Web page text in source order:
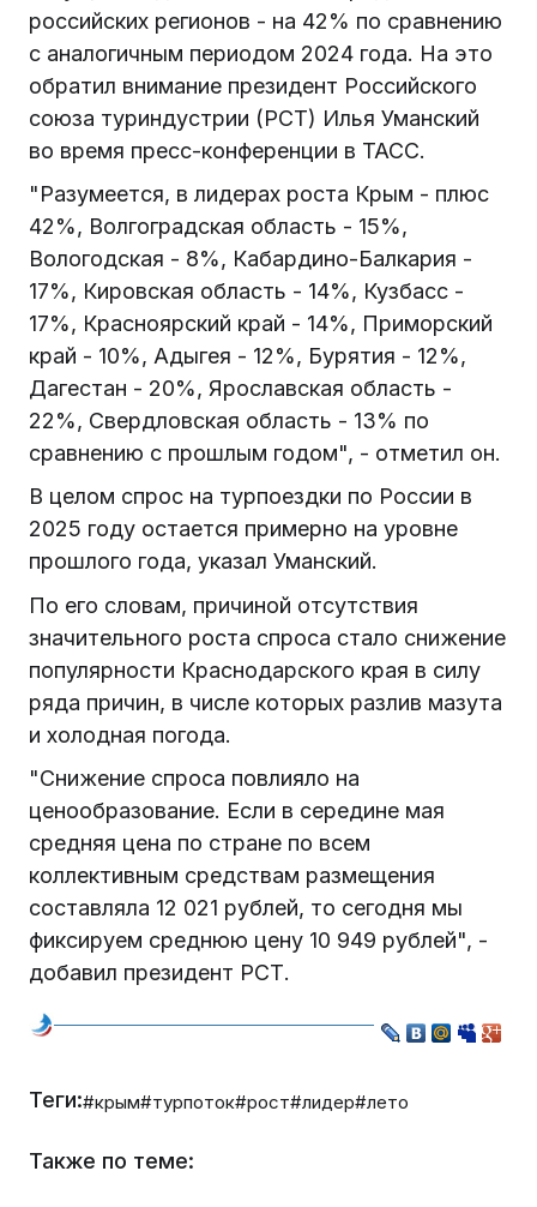
российских регионов - на 42% по сравнению
с аналогичным периодом 2024 года. На это
обратил внимание президент Российского
союза туриндустрии (РСТ) Илья Уманский
во время пресс-конференции в ТАСС.
"Разумеется, в лидерах роста Крым - плюс
42%, Волгоградская область - 15%,
Вологодская - 8%, Кабардино-Балкария -
17%, Кировская область - 14%, Кузбасс -
17%, Красноярский край - 14%, Приморский
край - 10%, Адыгея - 12%, Бурятия - 12%,
Дагестан - 20%, Ярославская область -
22%, Свердловская область - 13% по
сравнению с прошлым годом", - отметил он.
В целом спрос на турпоездки по России в
2025 году остается примерно на уровне
прошлого года, указал Уманский.
По его словам, причиной отсутствия
значительного роста спроса стало снижение
популярности Краснодарского края в силу
ряда причин, в числе которых разлив мазута
и холодная погода.
"Снижение спроса повлияло на
ценообразование. Если в середине мая
средняя цена по стране по всем
коллективным средствам размещения
составляла 12 021 рублей, то сегодня мы
фиксируем среднюю цену 10 949 рублей", -
добавил президент РСТ.
Теги:#крым#турпоток#рост#лидер#лето
Также по теме: